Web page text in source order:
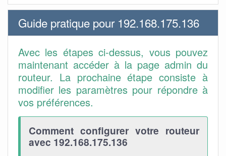
Guide pratique pour 192.168.175.136
Avec les étapes ci-dessus, vous pouvez
maintenant accéder à la page admin du
routeur. La prochaine étape consiste à
modifier les paramètres pour répondre à
vos préférences.
Comment configurer votre routeur
avec 192.168.175.136